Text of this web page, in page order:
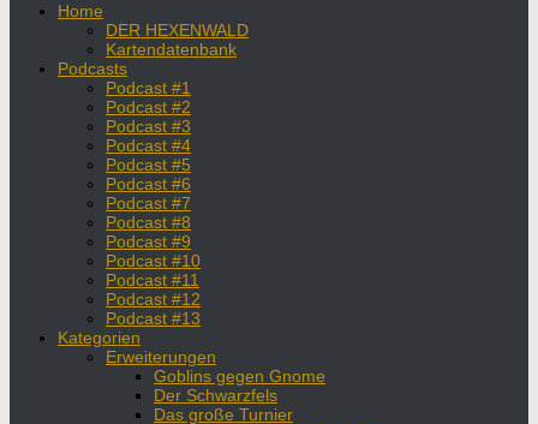
Home
DER HEXENWALD
Kartendatenbank
Podcasts
Podcast #1
Podcast #2
Podcast #3
Podcast #4
Podcast #5
Podcast #6
Podcast #7
Podcast #8
Podcast #9
Podcast #10
Podcast #11
Podcast #12
Podcast #13
Kategorien
Erweiterungen
Goblins gegen Gnome
Der Schwarzfels
Das große Turnier